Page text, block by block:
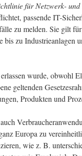
für Netzwerk-
passende IT-
zu melden. Sie gilt
zu Industrieanlagen
wurde, obwohl
geltenden
Produkten und
Europa zu
wie z. B.